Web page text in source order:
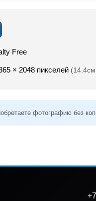
Free
× 2048 пикселей
фотографию без